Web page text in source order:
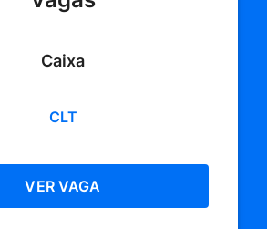
Caixa
CLT
VER VAGA